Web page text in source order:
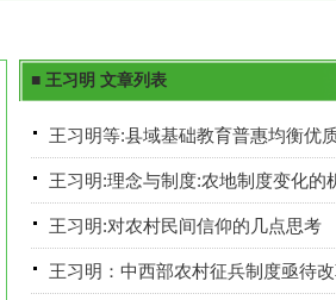
■ 王习明 文章列表
王习明等:县域基础教育普惠均衡优
王习明:理念与制度:农地制度变化的
王习明:对农村民间信仰的几点思考
王习明：中西部农村征兵制度亟待